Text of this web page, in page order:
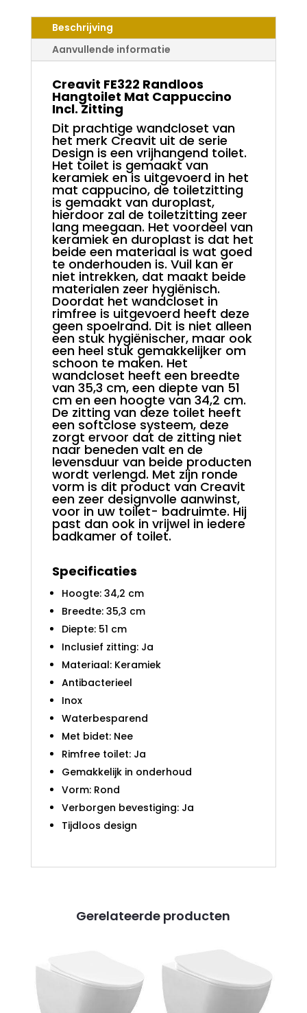
MAT
CAPPUCCINO
ZITTING
Beschrijving
Aanvullende informatie
Creavit FE322 Randloos
Hangtoilet Mat Cappuccino
Incl. Zitting
Dit prachtige wandcloset van
het merk Creavit uit de serie
Design is een vrijhangend toilet.
Het toilet is gemaakt van
keramiek en is uitgevoerd in het
mat cappucino, de toiletzitting
is gemaakt van duroplast,
hierdoor zal de toiletzitting zeer
lang meegaan. Het voordeel van
keramiek en duroplast is dat het
beide een materiaal is wat goed
te onderhouden is. Vuil kan er
niet intrekken, dat maakt beide
materialen zeer hygiënisch.
Doordat het wandcloset in
rimfree is uitgevoerd heeft deze
geen spoelrand. Dit is niet alleen
een stuk hygiënischer, maar ook
een heel stuk gemakkelijker om
schoon te maken. Het
wandcloset heeft een breedte
van 35,3 cm, een diepte van 51
cm en een hoogte van 34,2 cm.
De zitting van deze toilet heeft
een softclose systeem, deze
zorgt ervoor dat de zitting niet
naar beneden valt en de
levensduur van beide producten
wordt verlengd. Met zijn ronde
vorm is dit product van Creavit
een zeer designvolle aanwinst,
voor in uw toilet- badruimte. Hij
past dan ook in vrijwel in iedere
badkamer of toilet.
Specificaties
Hoogte: 34,2 cm
Breedte: 35,3 cm
Diepte: 51 cm
Inclusief zitting: Ja
Materiaal: Keramiek
Antibacterieel
Inox
Waterbesparend
Met bidet: Nee
Rimfree toilet: Ja
Gemakkelijk in onderhoud
Vorm: Rond
Verborgen bevestiging: Ja
Tijdloos design
Gerelateerde producten